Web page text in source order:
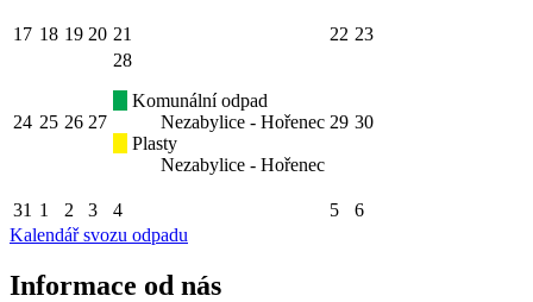
17 18 19 20 21 22 23
24 25 26 27
28
Komunální odpad
Nezabylice - Hořenec
Plasty
Nezabylice - Hořenec
29 30
31 1 2 3 4 5
6
Kalendář svozu odpadu
Informace od nás